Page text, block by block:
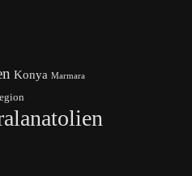
Konya Marmara